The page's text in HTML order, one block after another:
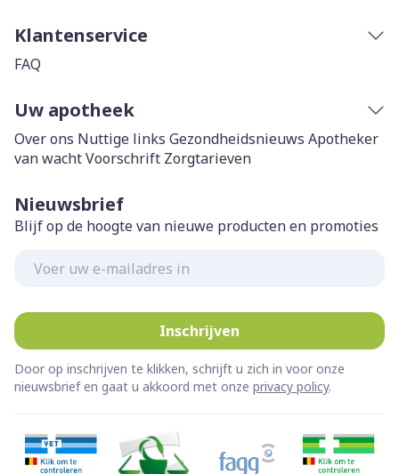
Klantenservice
FAQ
Uw apotheek
Over ons Nuttige links Gezondheidsnieuws Apotheker
van wachtVoorschrift Zorgtarieven
Nieuwsbrief
Blijf op de hoogte van nieuwe producten en promoties
Inschrijven
Door op inschrijven te klikken, schrijft u zich in voor onze
nieuwsbrief en gaat u akkoord met onze privacy policy.